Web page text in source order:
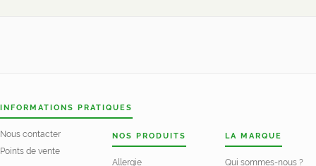
INFORMATIONS PRATIQUES
Nous contacter
Points de vente
NOS PRODUITS
Allergie
LA MARQUE
Qui sommes-nous ?